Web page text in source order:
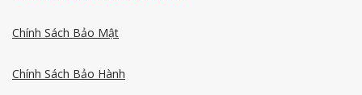
Chính Sách Bảo Mật
Chính Sách Bảo Hành